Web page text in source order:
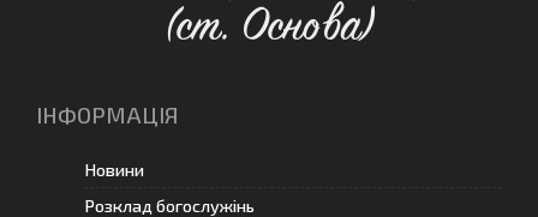
(ст. Основа)
ІНФОРМАЦІЯ
Новини
Розклад богослужінь